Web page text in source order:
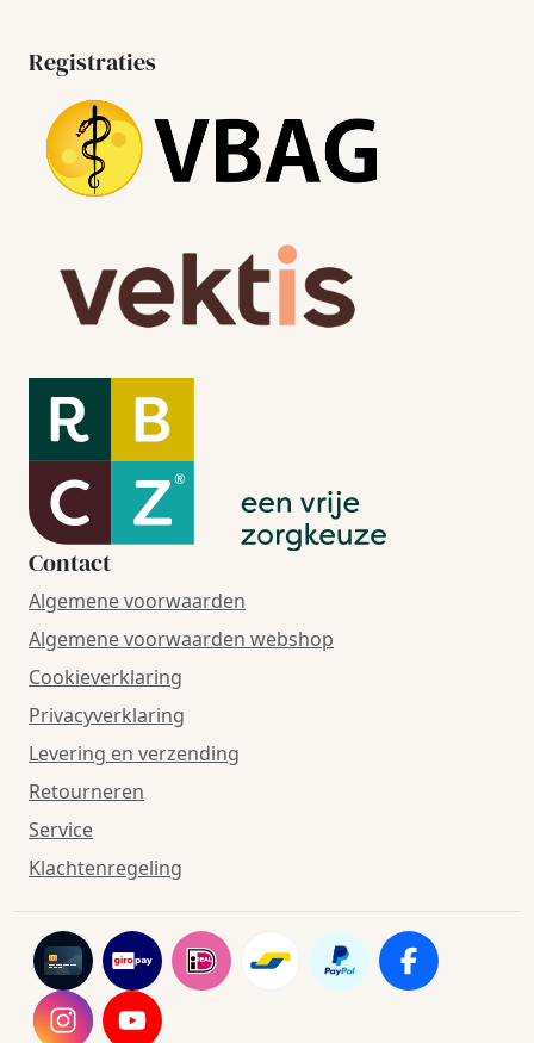
Registraties
Contact
Algemene voorwaarden
Algemene voorwaarden webshop
Cookieverklaring
Privacyverklaring
Levering en verzending
Retourneren
Service
Klachtenregeling